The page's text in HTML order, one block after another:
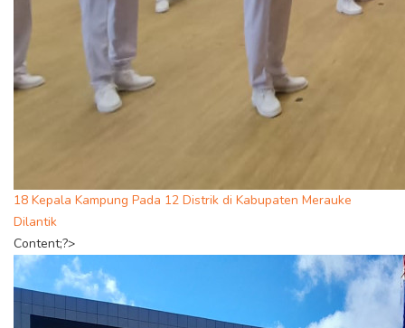
18 Kepala Kampung Pada 12 Distrik di Kabupaten Merauke
Dilantik
Content;?>